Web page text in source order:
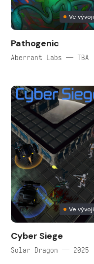
Ve vývoji
Pathogenic
Aberrant Labs — TBA
Ve vývoji
Cyber Siege
Solar Dragon — 2025